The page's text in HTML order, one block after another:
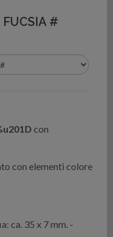
FUCSIA #
con
con elementi colore
ca. 35 x 7 mm. -